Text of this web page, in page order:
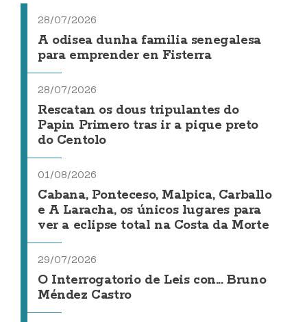
28/07/2026
A odisea dunha familia senegalesa
para emprender en Fisterra
28/07/2026
Rescatan os dous tripulantes do
Papin Primero tras ir a pique preto
do Centolo
01/08/2026
Cabana, Ponteceso, Malpica, Carballo
e A Laracha, os únicos lugares para
ver a eclipse total na Costa da Morte
29/07/2026
O Interrogatorio de Leis con... Bruno
Méndez Castro